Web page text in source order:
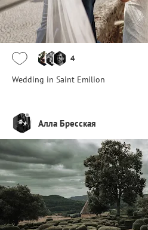
4
Wedding in Saint Emilion
Алла Бресская